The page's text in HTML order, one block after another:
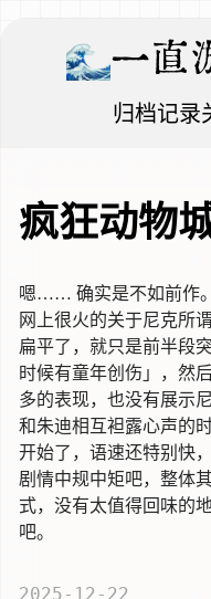
一直
归档记录
疯狂动物
嗯…… 确实是不如前作。
网上很火的关于尼克所
扁平了，就只是前半段
时候有童年创伤」，然
多的表现，也没有展示
和朱迪相互袒露心声的
开始了，语速还特别快
剧情中规中矩吧，整体
式，没有太值得回味的
吧。
2025-12-22